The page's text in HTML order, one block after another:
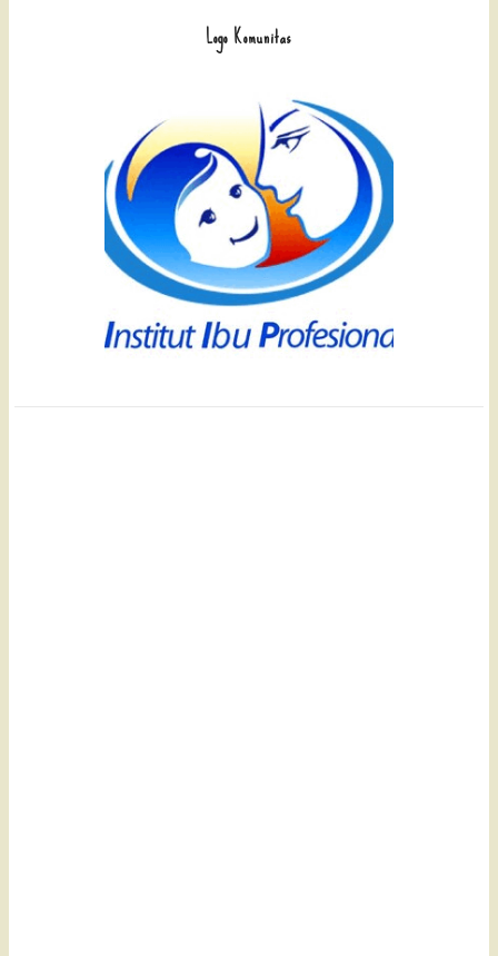
Logo Komunitas